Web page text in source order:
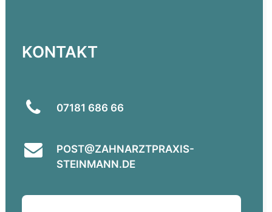
KONTAKT
07181 686 66
POST@ZAHNARZTPRAXIS-
STEINMANN.DE